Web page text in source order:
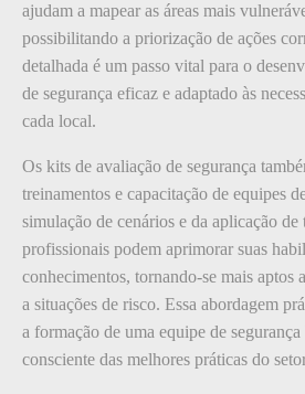
ajudam a mapear as áreas mais
possibilitando a priorização de ações
detalhada é um passo vital para o
de segurança eficaz e adaptado às
cada local.
Os kits de avaliação de segurança
treinamentos e capacitação de equipes
simulação de cenários e da aplicação
profissionais podem aprimorar suas
conhecimentos, tornando-se mais aptos
a situações de risco. Essa abordagem
a formação de uma equipe de
consciente das melhores práticas do